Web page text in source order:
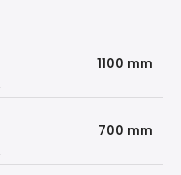
1100 mm
700 mm